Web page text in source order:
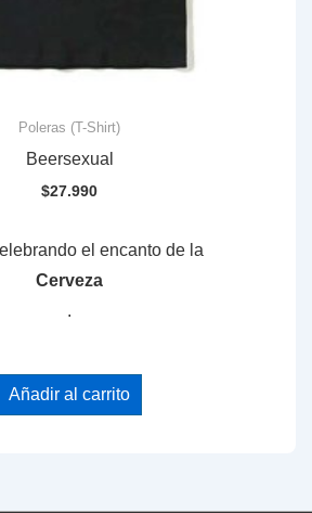
Poleras (T-Shirt)
Beersexual
$27.990
el encanto de la
Cerveza
.
Añadir al carrito